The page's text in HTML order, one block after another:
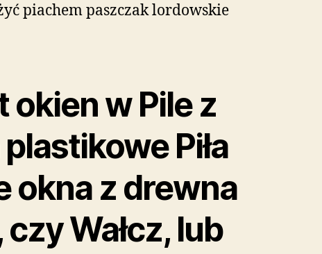
piachem paszczaklordowskie
okien w Pile z
Piła
okna z drewna
Wałcz, lub